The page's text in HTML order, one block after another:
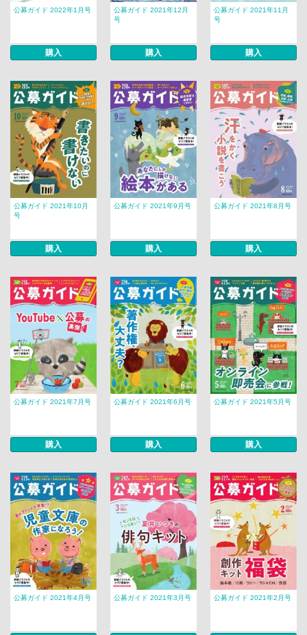
公募ガイド 2022年1月号
購入
公募ガイド 2021年12月
号
購入
公募ガイド 2021年11月
号
購入
公募ガイド 2021年10月
号
購入
公募ガイド 2021年9月号
購入
公募ガイド 2021年8月号
購入
公募ガイド 2021年7月号
購入
公募ガイド 2021年6月号
購入
公募ガイド 2021年5月号
購入
公募ガイド 2021年4月号 公募ガイド 2021年3月号 公募ガイド 2021年2月号